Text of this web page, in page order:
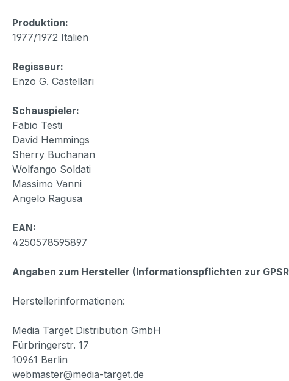
Produktion:
1977/1972 Italien
Regisseur:
Enzo G. Castellari
Schauspieler:
Fabio Testi
David Hemmings
Sherry Buchanan
Wolfango Soldati
Massimo Vanni
Angelo Ragusa
EAN:
4250578595897
Angaben zum Hersteller (Informationspflichten zur
Herstellerinformationen:
Media Target Distribution GmbH
Fürbringerstr. 17
10961 Berlin
webmaster@media-target.de